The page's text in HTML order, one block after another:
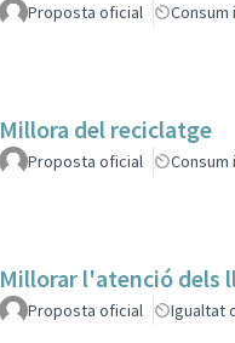
Proposta oficial
Millora del reciclatge
Proposta oficial
Millorar l'atenció dels
Proposta oficial Igualtat